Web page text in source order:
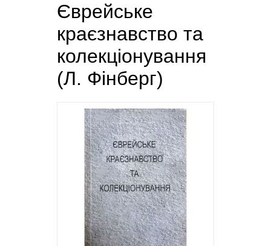
Єврейське
краєзнавство та
колекціонування
(Л. Фінберг)